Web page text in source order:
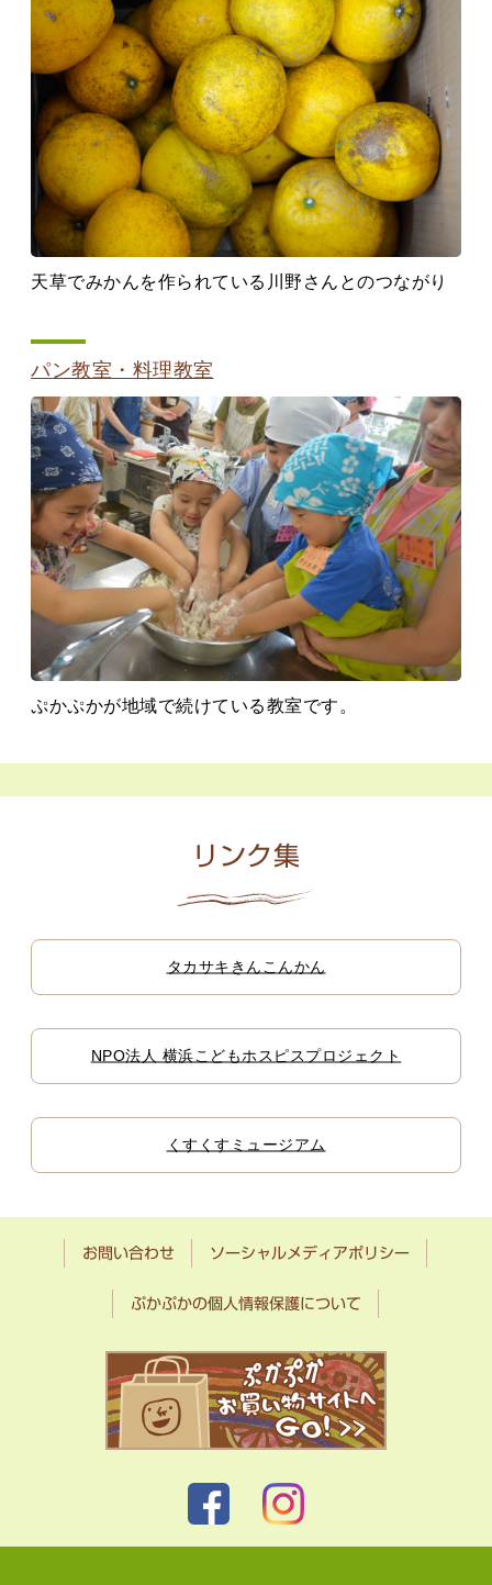
天草でみかんを作られている川野さんとのつながり
パン教室・料理教室
ぷかぷかが地域で続けている教室です。
リンク集
タカサキきんこんかん
NPO法人 横浜こどもホスピスプロジェクト
くすくすミュージアム
お問い合わせ ソーシャルメディアポリシー
ぷかぷかの個人情報保護について